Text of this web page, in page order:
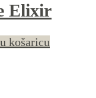
Elixir
košaricu